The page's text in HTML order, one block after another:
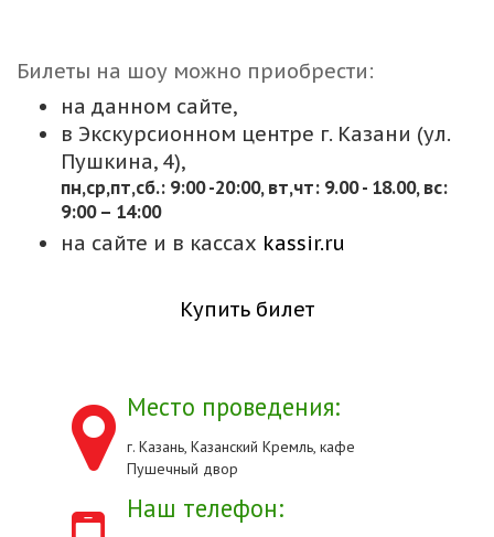
Билеты на шоу можно приобрести:
на данном сайте,
в Экскурсионном центре г. Казани (ул.
Пушкина, 4),
пн,cр,пт,сб.: 9:00 -20:00, вт,чт: 9.00 - 18.00, вс:
9:00 – 14:00
на сайте и в кассах kassir.ru
Купить билет
Место проведения:
г. Казань, Казанский Кремль, кафе
Пушечный двор
Наш телефон: